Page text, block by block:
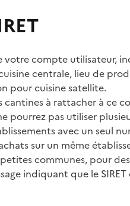
compte utilisateur,
centrale, lieu de
pour cuisine satellite.
cantines à rattacher à ce
pourrez pas utiliser
avec un seul
sur un même
communes, pour
indiquant que le